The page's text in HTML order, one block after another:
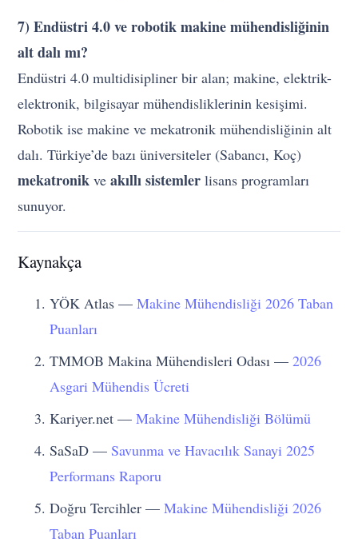
7) Endüstri 4.0 ve robotik makine mühendisliğinin
alt dalı mı?
Endüstri 4.0 multidisipliner bir alan; makine, elektrik-
elektronik, bilgisayar mühendisliklerinin kesişimi.
Robotik ise makine ve mekatronik mühendisliğinin alt
dalı. Türkiye’de bazı üniversiteler (Sabancı, Koç)
mekatronik veakıllı sistemler lisans programları
sunuyor.
Kaynakça
YÖK Atlas —Makine Mühendisliği 2026 Taban
Puanları
TMMOB Makina Mühendisleri Odası —2026
Asgari Mühendis Ücreti
Kariyer.net —Makine Mühendisliği Bölümü
SaSaD — Savunma ve Havacılık Sanayi 2025
Performans Raporu
Doğru Tercihler —Makine Mühendisliği 2026
Taban Puanları